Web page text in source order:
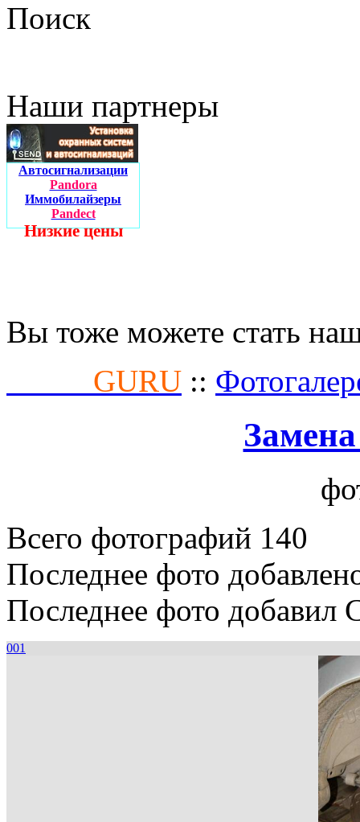
Поиск
Наши партнеры
Автосигнализации
Pandora
Иммобилайзеры
Pandect
Низкие цены
Вы тоже можете стать
GURU ::
Всего фотографий 140
Последнее фото
Последнее фото добавил
001